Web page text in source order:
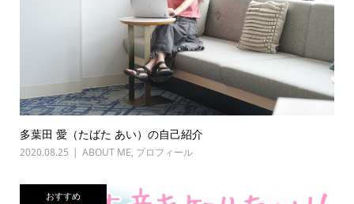
多葉田 愛（たばた あい）の自己紹介
2020.08.25 ABOUT ME, プロフィール
おすすめ